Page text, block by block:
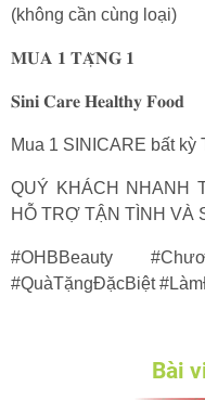
(không cần cùng loại)
𝐌𝐔𝐀 𝟏 𝐓𝐀̣̆𝐍𝐆 𝟏
𝐒𝐢𝐧𝐢 𝐂𝐚𝐫𝐞 𝐇𝐞𝐚𝐥𝐭𝐡𝐲 𝐅𝐨𝐨𝐝
Mua 1 SINICARE bất
QUÝ KHÁCH NHANH
HỖ TRỢ TẬN TÌNH VÀ
#OHBBeauty
#QuàTặngĐặcBiệt
Bài